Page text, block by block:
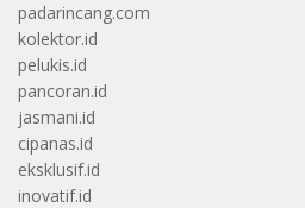
padarincang.com
kolektor.id
pelukis.id
pancoran.id
jasmani.id
cipanas.id
eksklusif.id
inovatif.id